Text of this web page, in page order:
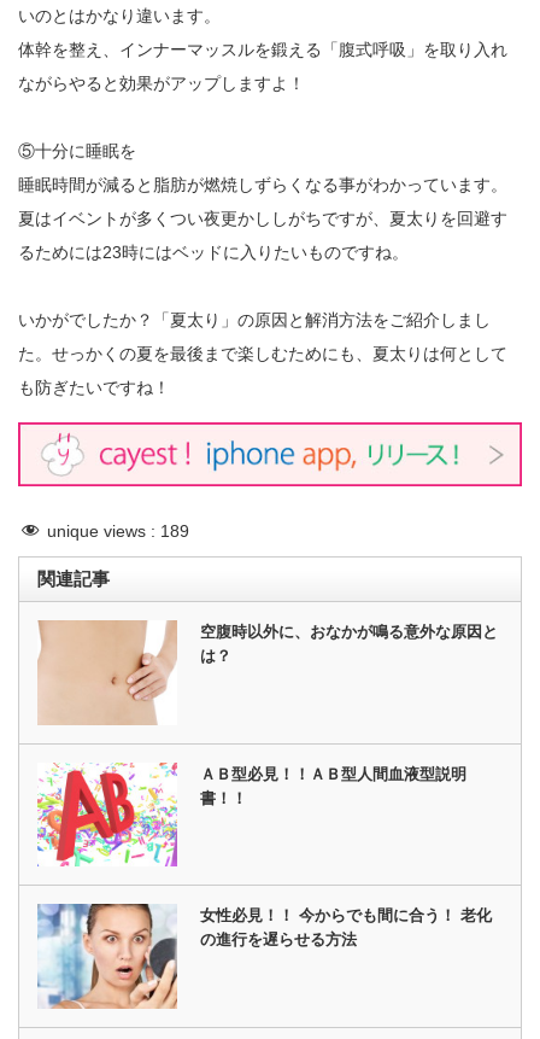
いのとはかなり違います。
体幹を整え、インナーマッスルを鍛える「腹式呼吸」を取り入れ
ながらやると効果がアップしますよ！
⑤十分に睡眠を
睡眠時間が減ると脂肪が燃焼しずらくなる事がわかっています。
夏はイベントが多くつい夜更かししがちですが、夏太りを回避す
るためには23時にはベッドに入りたいものですね。
いかがでしたか？「夏太り」の原因と解消方法をご紹介しまし
た。せっかくの夏を最後まで楽しむためにも、夏太りは何として
も防ぎたいですね！
unique views : 189
関連記事
空腹時以外に、おなかが鳴る意外な原因と
は？
ＡＢ型必見！！ＡＢ型人間血液型説明
書！！
女性必見！！ 今からでも間に合う！ 老化
の進行を遅らせる方法